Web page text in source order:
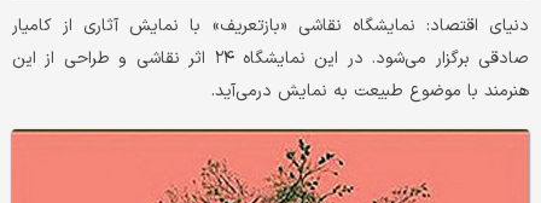
دنیای اقتصاد: نمایشگاه نقاشی «بازتعریف» با نمایش آثاری از کامیار
صادقی برگزار می‌شود. در این نمایشگاه ۲۴ اثر نقاشی و طراحی از این
هنرمند با موضوع طبیعت به نمایش درمی‌آید.